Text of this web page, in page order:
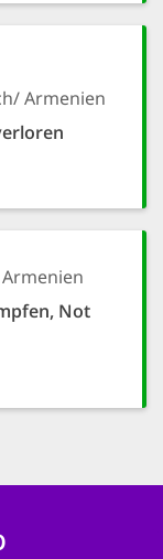
Armenien
Armenien
Not